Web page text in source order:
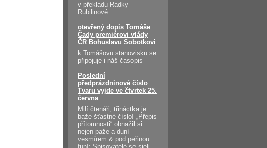
v překladu Radky
Rubilinové
otevřený dopis Tomáše
Čady premiérovi vlády
ČR Bohuslavu Sobotkovi
k Tomášovu stanovisku se
připojuje i náš časopis
Poslední
předprázdninové číslo
Tvaru vyjde ve čtvrtek 25.
června
Milí čtenáři, třináctka je
baže šťastné číslo! „Přepis
přítomnosti“ obnažil si
nejen paže a duní
vesmírem & pod peřinou